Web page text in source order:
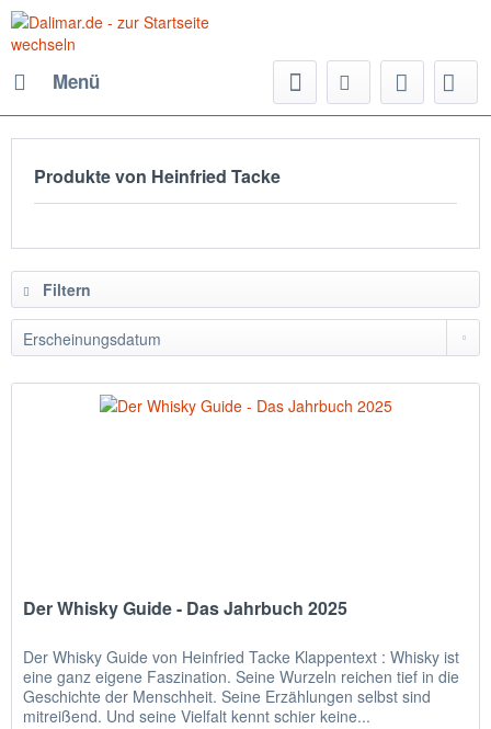
Menü
Produkte von Heinfried Tacke
Filtern
Der Whisky Guide - Das Jahrbuch 2025
Der Whisky Guide von Heinfried Tacke Klappentext : Whisky ist
eine ganz eigene Faszination. Seine Wurzeln reichen tief in die
Geschichte der Menschheit. Seine Erzählungen selbst sind
mitreißend. Und seine Vielfalt kennt schier keine...